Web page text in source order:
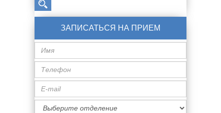
ЗАПИСАТЬСЯ НА ПРИЕМ
Имя
Телефон
Специализация